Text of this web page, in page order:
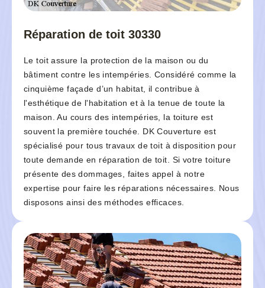
Réparation de toit 30330
Le toit assure la protection de la maison ou du
bâtiment contre les intempéries. Considéré comme la
cinquième façade d’un habitat, il contribue à
l'esthétique de l'habitation et à la tenue de toute la
maison. Au cours des intempéries, la toiture est
souvent la première touchée. DK Couverture est
spécialisé pour tous travaux de toit à disposition pour
toute demande en réparation de toit. Si votre toiture
présente des dommages, faites appel à notre
expertise pour faire les réparations nécessaires. Nous
disposons ainsi des méthodes efficaces.